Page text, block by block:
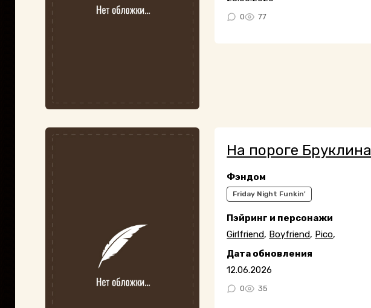
0 77
На пороге Бруклина
Фэндом
Friday Night Funkin'
Пэйринг и персонажи
Girlfriend, Boyfriend, Pico,
Дата обновления
12.06.2026
0 35